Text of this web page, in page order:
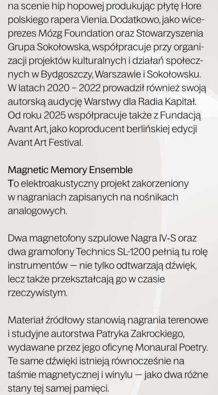
na sce­nie hip hopo­wej pro­du­ku­jąc pły­tę Hore
pol­skie­go rape­ra Vie­nia. Dodat­ko­wo, jako wice­
pre­zes Mózg Foun­da­tion oraz Sto­wa­rzy­sze­nia
Gru­pa Soko­łow­ska, współ­pra­cu­je przy orga­ni­
za­cji pro­jek­tów kul­tu­ral­nych i dzia­łań spo­łecz­
nych w Byd­gosz­czy, War­sza­wie i Soko­łow­sku.
W latach 2020 – 2022 pro­wa­dził rów­nież swo­ją
autor­ską audy­cję War­stwy dla Radia Kapi­tał.
Od roku 2025 współ­pra­cu­je tak­że z Fun­da­cją
Avant Art, jako kopro­du­cent ber­liń­skiej edy­cji
Avant Art Festival.
Magne­tic Memo­ry Ensem­ble
To elek­tro­aku­stycz­ny pro­jekt zako­rze­nio­ny
w nagra­niach zapi­sa­nych na nośni­kach
analogowych.
Dwa magne­to­fo­ny szpu­lo­we Nagra IV‑S oraz
dwa gra­mo­fo­ny Tech­nics SL-1200 peł­nią tu rolę
instru­men­tów — nie tyl­ko odtwa­rza­ją dźwięk,
lecz tak­że prze­kształ­ca­ją go w cza­sie
rzeczywistym.
Mate­riał źró­dło­wy sta­no­wią nagra­nia tere­no­we
i stu­dyj­ne autor­stwa Patry­ka Zakroc­kie­go,
wyda­wa­ne przez jego ofi­cy­nę Monau­ral Poetry.
Te same dźwię­ki ist­nie­ją rów­no­cze­śnie na
taśmie magne­tycz­nej i winy­lu — jako dwa róż­ne
sta­ny tej samej pamięci.